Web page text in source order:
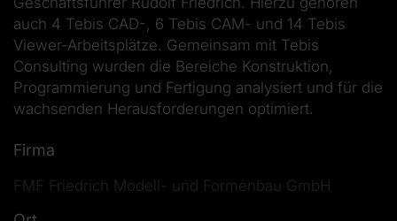
auch 4 Tebis CAD-, 6 Tebis CAM- und 14 Tebis
Viewer-Arbeitsplätze. Gemeinsam mit Tebis
Consulting wurden die Bereiche Konstruktion,
Programmierung und Fertigung analysiert und für die
wachsenden Herausforderungen optimiert.
Firma
FMF Friedrich Modell- und Formenbau GmbH